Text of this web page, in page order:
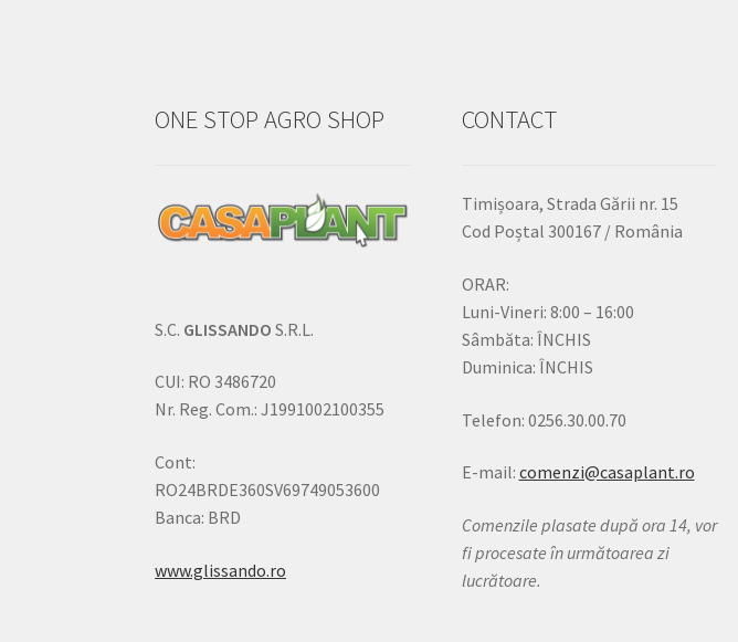
ONE STOP AGRO SHOP
S.C. GLISSANDO S.R.L.
CUI: RO 3486720
Nr. Reg. Com.: J1991002100355
Cont:
RO24BRDE360SV69749053600
Banca: BRD
www.glissando.ro
CONTACT
Timișoara, Strada Gării nr. 15
Cod Poștal 300167 / România
ORAR:
Luni-Vineri: 8:00 – 16:00
Sâmbăta: ÎNCHIS
Duminica: ÎNCHIS
Telefon: 0256.30.00.70
E-mail: comenzi@casaplant.ro
Comenzile plasate după ora 14, vor
fi procesate în următoarea zi
lucrătoare.